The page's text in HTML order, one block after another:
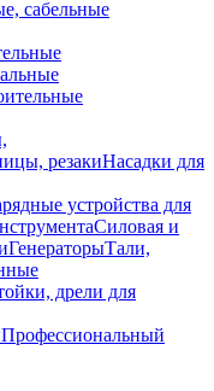
сабельные
резакиНасадки для
устройства для
Силовая и
ГенераторыТали,
дрели для
Профессиональный